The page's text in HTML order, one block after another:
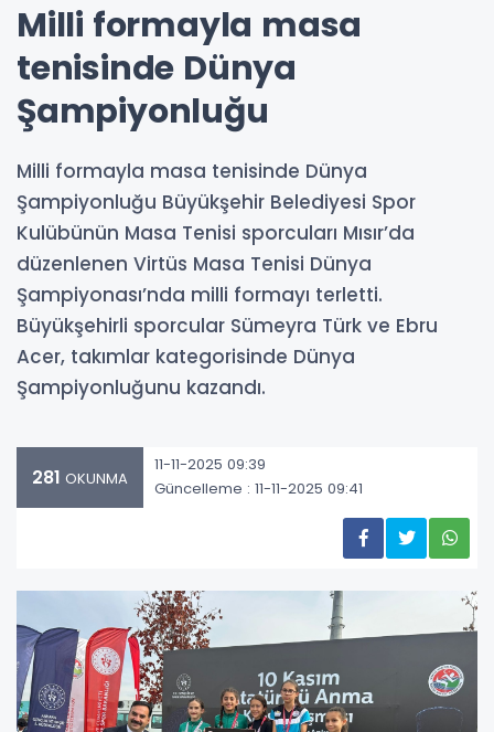
Milli formayla masa
tenisinde Dünya
Şampiyonluğu
Milli formayla masa tenisinde Dünya
Şampiyonluğu Büyükşehir Belediyesi Spor
Kulübünün Masa Tenisi sporcuları Mısır’da
düzenlenen Virtüs Masa Tenisi Dünya
Şampiyonası’nda milli formayı terletti.
Büyükşehirli sporcular Sümeyra Türk ve Ebru
Acer, takımlar kategorisinde Dünya
Şampiyonluğunu kazandı.
281 OKUNMA
11-11-2025 09:39
Güncelleme : 11-11-2025 09:41